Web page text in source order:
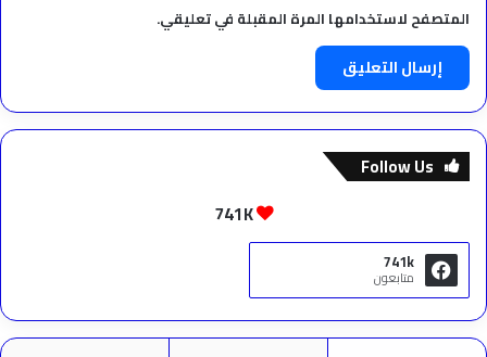
المتصفح لاستخدامها المرة المقبلة في تعليقي.
Follow Us
741K
741k
متابعون